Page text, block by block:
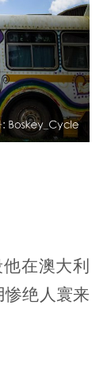
在澳大利
绝人寰来